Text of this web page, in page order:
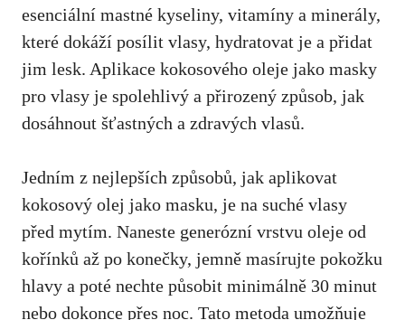
esenciální mastné kyseliny, vitamíny a minerály,
které dokáží posílit vlasy, hydratovat je a přidat
jim lesk. Aplikace kokosového oleje jako masky
pro vlasy je spolehlivý a přirozený způsob, jak
dosáhnout šťastných a zdravých vlasů.
Jedním z nejlepších způsobů, jak aplikovat
kokosový olej jako masku, je na suché vlasy
před mytím. Naneste generózní vrstvu oleje od
kořínků až po konečky, jemně masírujte pokožku
hlavy a poté nechte působit minimálně 30 minut
nebo dokonce přes noc. Tato metoda umožňuje